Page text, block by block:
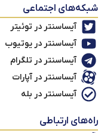
شبکه‌های اجتماعی
آیساسنتر در توئیتر
آیساسنتر در یوتیوب
آیساسنتر در تلگرام
آیساسنتر در آپارات
آیساسنتر در بله
راه‌های ارتباطی